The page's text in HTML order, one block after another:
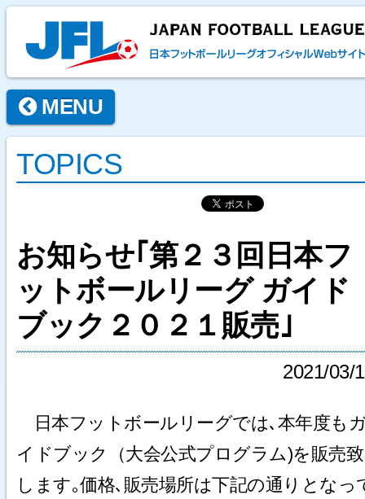
MENU
TOPICS
お知らせ｢第２３回日本フ
ットボールリーグ ガイド
ブック２０２１販売｣
2021/03/
日本フットボールリーグでは､本年度も
イドブック（大会公式プログラム)を販売致
します｡価格､販売場所は下記の通りとなっ